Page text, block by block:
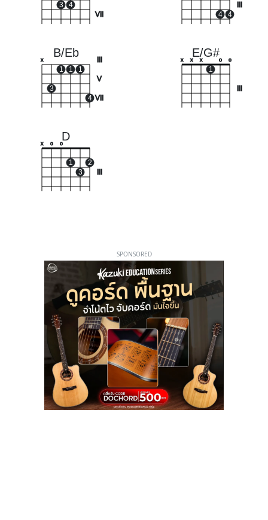
VII
3 4
4 4
B/Eb
V
VII
x
3
1 1 1
4
E/G#
x x x
1
o o
D
x o o
1
3
2
SPONSORED